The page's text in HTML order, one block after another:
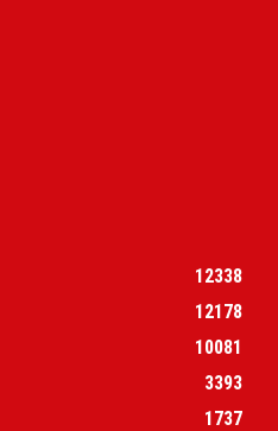
12338
12178
10081
3393
1737